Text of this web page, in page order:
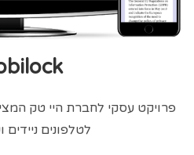
פרויקט עסקי לחברת היי טק
לטלפונים ניידים